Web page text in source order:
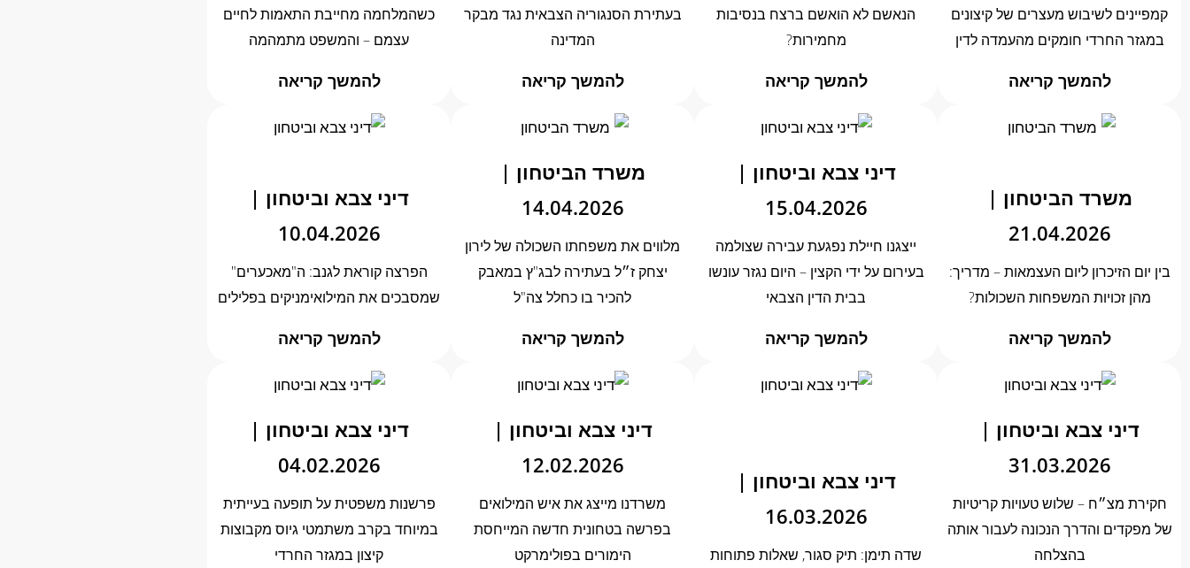
קמפיינים לשיבוש מעצרים של קיצונים
במגזר החרדי חומקים מהעמדה לדין
להמשך קריאה
הנאשם לא הואשם ברצח בנסיבות
מחמירות?
להמשך קריאה
בעתירת הסנגוריה הצבאית נגד מבקר
המדינה
להמשך קריאה
כשהמלחמה מחייבת התאמות לחיים
עצמם – והמשפט מתמהמה
להמשך קריאה
משרד הביטחון |
21.04.2026
בין יום הזיכרון ליום העצמאות – מדריך:
מהן זכויות המשפחות השכולות?
להמשך קריאה
דיני צבא וביטחון |
15.04.2026
ייצגנו חיילת נפגעת עבירה שצולמה
בעירום על ידי הקצין – היום נגזר עונשו
בבית הדין הצבאי
להמשך קריאה
משרד הביטחון |
14.04.2026
מלווים את משפחתו השכולה של לירון
יצחק ז״ל בעתירה לבג"ץ במאבק
להכיר בו כחלל צה"ל
להמשך קריאה
דיני צבא וביטחון |
10.04.2026
הפרצה קוראת לגנב: ה"מאכערים"
שמסבכים את המילואימניקים בפלילים‏
להמשך קריאה
דיני צבא וביטחון |
31.03.2026
חקירת מצ״ח – שלוש טעויות קריטיות
של מפקדים והדרך הנכונה לעבור אותה
בהצלחה
דיני צבא וביטחון |
16.03.2026
שדה תימן: תיק סגור, שאלות פתוחות
דיני צבא וביטחון |
12.02.2026
משרדנו מייצג את איש המילואים
בפרשה בטחונית חדשה המייחסת
הימורים בפולימרקט
דיני צבא וביטחון |
04.02.2026
פרשנות משפטית על תופעה בעייתית
במיוחד בקרב משתמטי גיוס מקבוצות
קיצון במגזר החרדי